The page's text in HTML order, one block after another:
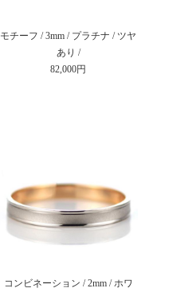
コンビネーション / 2mm / ホワ
モチーフ / 3mm / プラチナ / ツヤ
あり /
82,000円